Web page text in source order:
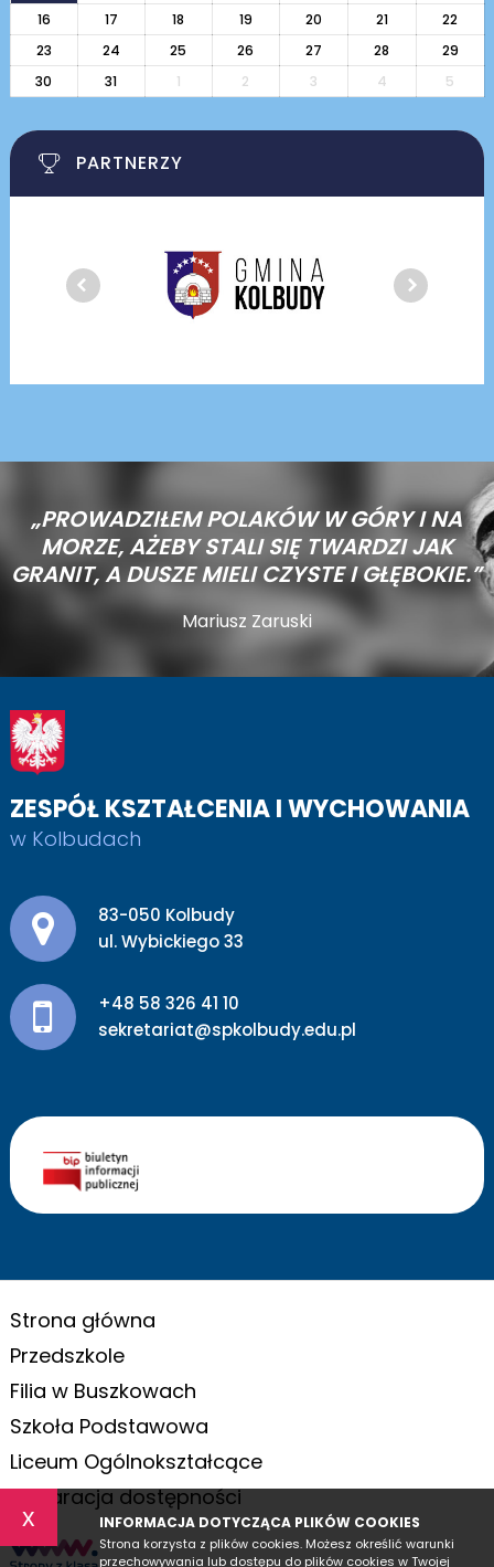
x INFORMACJA DOTYCZĄCA PLIKÓW COOKIES
Strona korzysta z plików cookies. Możesz określić warunki
przechowywania lub dostępu do plików cookies w Twojej
16
17 18 19 20 21
22
23
24 25 26 27 28
29
30
31 1 2 3 4 5
PARTNERZY
„PROWADZIŁEM POLAKÓW W GÓRY I NA
MORZE,AŻEBY STALI SIĘ TWARDZI JAK
GRANIT, A DUSZE MIELI CZYSTE I GŁĘBOKIE.”
Mariusz Zaruski
ZESPÓŁ KSZTAŁCENIA I WYCHOWANIA
w Kolbudach
Adres pocztowy:
83-050 Kolbudy
ul. Wybickiego 33
+48 58 326 41 10
sekretariat@spkolbudy.edu.pl
Strona główna
Przedszkole
Filia w Buszkowach
Szkoła Podstawowa
Liceum Ogólnokształcące
Deklaracja dostępności